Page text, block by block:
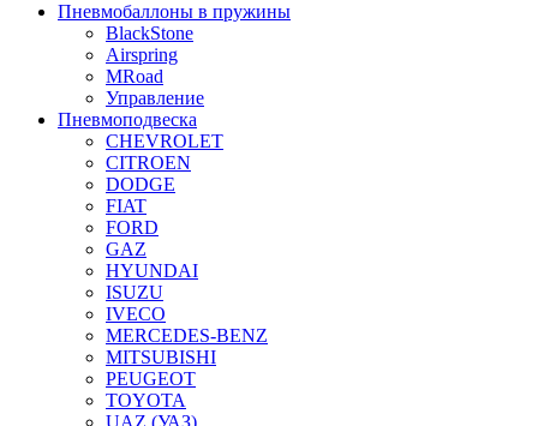
Пневмобаллоны в пружины
BlackStone
Airspring
MRoad
Управление
Пневмоподвеска
CHEVROLET
CITROEN
DODGE
FIAT
FORD
GAZ
HYUNDAI
ISUZU
IVECO
MERCEDES-BENZ
MITSUBISHI
PEUGEOT
TOYOTA
UAZ (УАЗ)